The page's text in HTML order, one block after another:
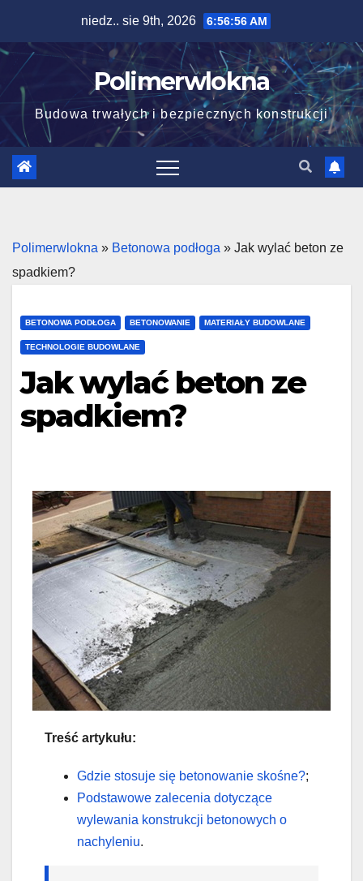
content
niedz.. sie 9th, 2026 6:56:57 AM
Polimerwlokna
Budowa trwałych i bezpiecznych konstrukcji
Polimerwlokna » Betonowa podłoga » Jak wylać beton ze
spadkiem?
BETONOWA PODŁOGA BETONOWANIE MATERIAŁY BUDOWLANE
TECHNOLOGIE BUDOWLANE
Jak wylać beton ze
spadkiem?
Treść artykułu:
Gdzie stosuje się betonowanie skośne?;
Podstawowe zalecenia dotyczące
wylewania konstrukcji betonowych o
nachyleniu.